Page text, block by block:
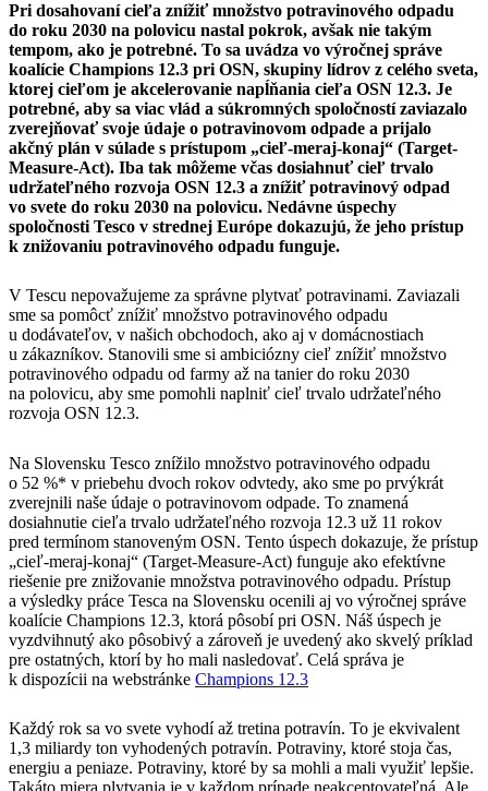
Pri dosahovaní cieľa znížiť množstvo potravinového odpadu
do roku 2030 na polovicu nastal pokrok, avšak nie takým
tempom, ako je potrebné. To sa uvádza vo výročnej správe
koalície Champions 12.3 pri OSN, skupiny lídrov z celého sveta,
ktorej cieľom je akcelerovanie napĺňania cieľa OSN 12.3. Je
potrebné, aby sa viac vlád a súkromných spoločností zaviazalo
zverejňovať svoje údaje o potravinovom odpade a prijalo
akčný plán v súlade s prístupom „cieľ-meraj-konaj“ (Target-
Measure-Act). Iba tak môžeme včas dosiahnuť cieľ trvalo
udržateľného rozvoja OSN 12.3 a znížiť potravinový odpad
vo svete do roku 2030 na polovicu. Nedávne úspechy
spoločnosti Tesco v strednej Európe dokazujú, že jeho prístup
k znižovaniu potravinového odpadu funguje.
V Tescu nepovažujeme za správne plytvať potravinami. Zaviazali
sme sa pomôcť znížiť množstvo potravinového odpadu
u dodávateľov, v našich obchodoch, ako aj v domácnostiach
u zákazníkov. Stanovili sme si ambiciózny cieľ znížiť množstvo
potravinového odpadu od farmy až na tanier do roku 2030
na polovicu, aby sme pomohli naplniť cieľ trvalo udržateľného
rozvoja OSN 12.3.
Na Slovensku Tesco znížilo množstvo potravinového odpadu
o 52 %* v priebehu dvoch rokov odvtedy, ako sme po prvýkrát
zverejnili naše údaje o potravinovom odpade. To znamená
dosiahnutie cieľa trvalo udržateľného rozvoja 12.3 už 11 rokov
pred termínom stanoveným OSN. Tento úspech dokazuje, že prístup
„cieľ-meraj-konaj“ (Target-Measure-Act) funguje ako efektívne
riešenie pre znižovanie množstva potravinového odpadu. Prístup
a výsledky práce Tesca na Slovensku ocenili aj vo výročnej správe
koalície Champions 12.3, ktorá pôsobí pri OSN. Náš úspech je
vyzdvihnutý ako pôsobivý a zároveň je uvedený ako skvelý príklad
pre ostatných, ktorí by ho mali nasledovať. Celá správa je
k dispozícii na webstránke Champions 12.3
Každý rok sa vo svete vyhodí až tretina potravín. To je ekvivalent
1,3 miliardy ton vyhodených potravín. Potraviny, ktoré stoja čas,
energiu a peniaze. Potraviny, ktoré by sa mohli a mali využiť lepšie.
Takáto miera plytvania je v každom prípade neakceptovateľná. Ale